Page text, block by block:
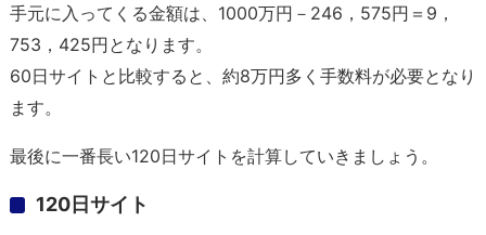
手元に入ってくる金額は、1000万円－246，575円＝9，
753，425円となります。
60日サイトと比較すると、約8万円多く手数料が必要となり
ます。
最後に一番長い120日サイトを計算していきましょう。
120日サイト